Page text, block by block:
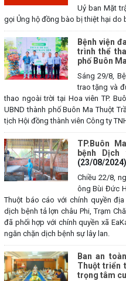
Uỷ ban Mặt
gọi Ủng hộ đồng bào bị thiệt hại do
Bệnh viện
trình thể
phố Buôn
Sáng 29/8,
trao tặng và
thao ngoài trời tại Hoa viên TP.
UBND thành phố Buôn Ma Thuột
tịch Hội đồng thành viên Công ty
TP.Buôn
bệnh
(23/08/2024)
Chiều 22/8,
ông Bùi Đức
Thuột báo cáo với chính quyền
dịch bệnh tả lợn châu Phi, Trạm
đã phối hợp với chính quyền xã
ngăn chặn dịch bệnh sự lây lan.
Ban an
Thuột triển
trọng tâm